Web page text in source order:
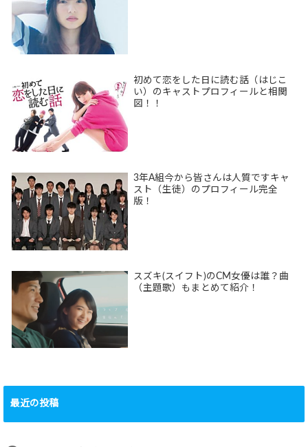
初めて恋をした日に読む話（はじこ
い）のキャストプロフィールと相関
図！！
3年A組今から皆さんは人質ですキャ
スト（生徒）のプロフィール完全
版！
スズキ(スイフト)のCM女優は誰？曲
（主題歌）もまとめて紹介！
最近の投稿